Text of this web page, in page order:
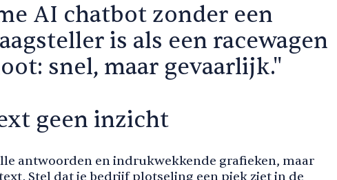
AI chatbot zonder een
is als een racewagen
snel, maar gevaarlijk."
geen inzicht
antwoorden en indrukwekkende grafieken, maar